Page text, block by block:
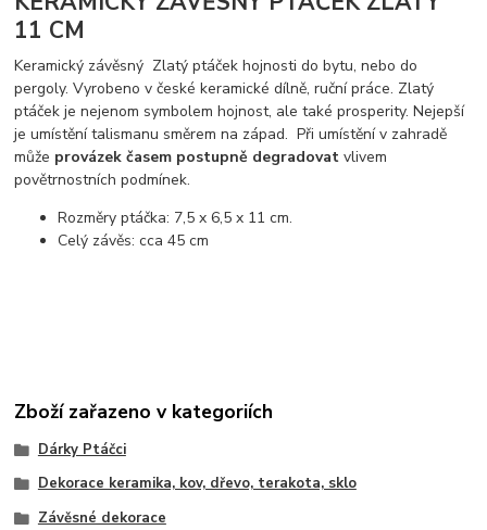
11 CM
Keramický závěsný Zlatý ptáček hojnosti do bytu, nebo do
pergoly. Vyrobeno v české keramické dílně, ruční práce. Zlatý
ptáček je nejenom symbolem hojnost, ale také prosperity. Nejepší
je umístění talismanu směrem na západ. Při umístění v zahradě
může provázek časem postupně degradovat vlivem
povětrnostních podmínek.
Rozměry ptáčka: 7,5 x 6,5 x 11 cm.
Celý závěs: cca 45 cm
Zboží zařazeno v kategoriích
Dárky Ptáčci
Dekorace keramika, kov, dřevo, terakota, sklo
Závěsné dekorace